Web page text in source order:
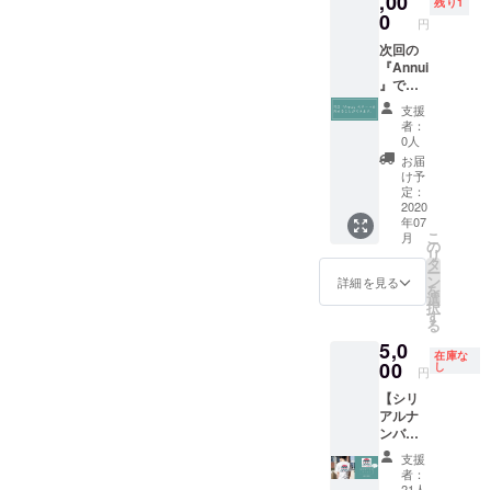
キャン
バスサ
イズ：
273 ×
273
(mm)
▼Tシャ
ツサイ
ズ Sサ
イズ：
身丈
71cm、
身幅
45cm、
裄丈
41cm M
73cm、
身幅
裄丈
45cm L
サイ
ズ：身
程はで
きるだ
け支援
者様の
ご希望
に合わ
せます
ので後
日メー
ルにて
ご調整
させて
くださ
い！ ※
国内の
みでお
願いい
公共の
場所で
お会い
させて
いただ
きま
す。 ▼
商品内
0 円
次回の
『Annui
』で出
す製品
のテー
マを決
める権
利を販
売いた
しま
す。 今
回の
テーマ
が”のら
りくら
整える
・言葉
・ゆる
く生き
るなど
ブラン
ドコン
セプト
支援
者：
0人
お届
け予
定：
2020
年07
月
詳細を見る
こ
の
リ
タ
ー
ン
を
選
択
す
る
5,0
00 円
在庫な
し
【シリ
アルナ
ンバー
120番ま
で！】
支援
者：